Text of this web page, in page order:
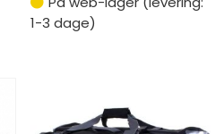
1-3 dage)